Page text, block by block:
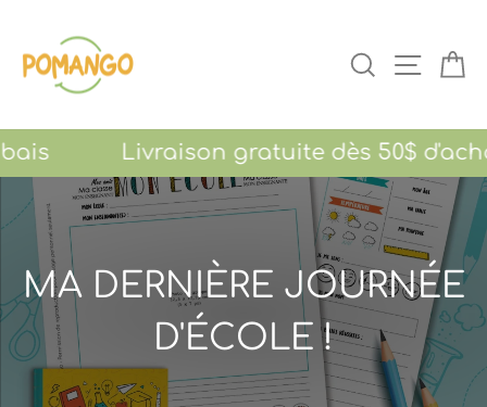
contenu
RECHERCHER
Livraison gratuite dès 50$
MA DERNIÈRE JOURNÉE
D'ÉCOLE !